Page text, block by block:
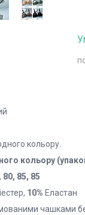
кольору.
кольору
80, 85, 85
10% Еластан
чашками